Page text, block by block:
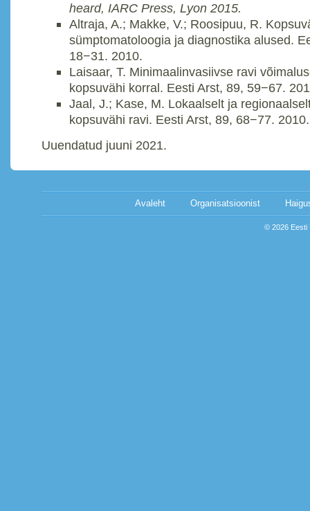
heard, IARC Press, Lyon 2015.
Altraja, A.; Makke, V.; Roosipuu, R.
sümptomatoloogia ja diagnostika alused.
18−31. 2010.
Laisaar, T. Minimaalinvasiivse ravi
kopsuvähi korral. Eesti Arst, 89, 59−67.
Jaal, J.; Kase, M. Lokaalselt ja
kopsuvähi ravi. Eesti Arst, 89, 68−77. 2010.
Uuendatud juuni 2021.
Avaleht Organisatsioonist
© 2026 Eesti